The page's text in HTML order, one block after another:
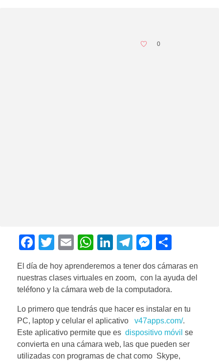
0
F
c
e
b
o
o
k
T
tt
er
E
ail
W
at
s
A
p
p
Li
k
e
dI
n
T
e
gr
a
m
M
ss
e
n
g
er
m
ar
tir
El día de hoy aprenderemos a tener dos cámaras en
nuestras clases virtuales en zoom, con la ayuda del
teléfono y la cámara web de la computadora.
Lo primero que tendrás que hacer es instalar en tu
PC, laptop y celular el aplicativo v47apps.com/.
Este aplicativo permite que es dispositivo móvil se
convierta en una cámara web, las que pueden ser
utilizadas con programas de chat como Skype,